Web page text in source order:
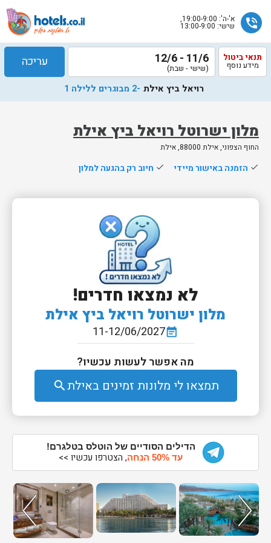
phone_in_talk א'-ה': 19:00-9:00,
שישי: 13:00-9:00
מלון ישרוטל רויאל ביץ אילת
החוף הצפוני, אילת 88000, אילת
תנאי ביטול
מידע נוסף 11/6 - 12/6
(שישי - שבת) עריכה
רויאל ביץ אילת -2 מבוגרים ללילה 1
done הזמנה באישור מיידי done חיוב רק בהגעה למלון
לא נמצאו חדרים!
מלון ישרוטל רויאל ביץ אילת
event_note
11-12/06/2027
מה אפשר לעשות עכשיו?
תמצאו לי מלונות זמינים באילתsearch
הדילים הסודיים של הוטלס בטלגרם!
עד 50% הנחה
, הצטרפו עכשיו >>
שלח